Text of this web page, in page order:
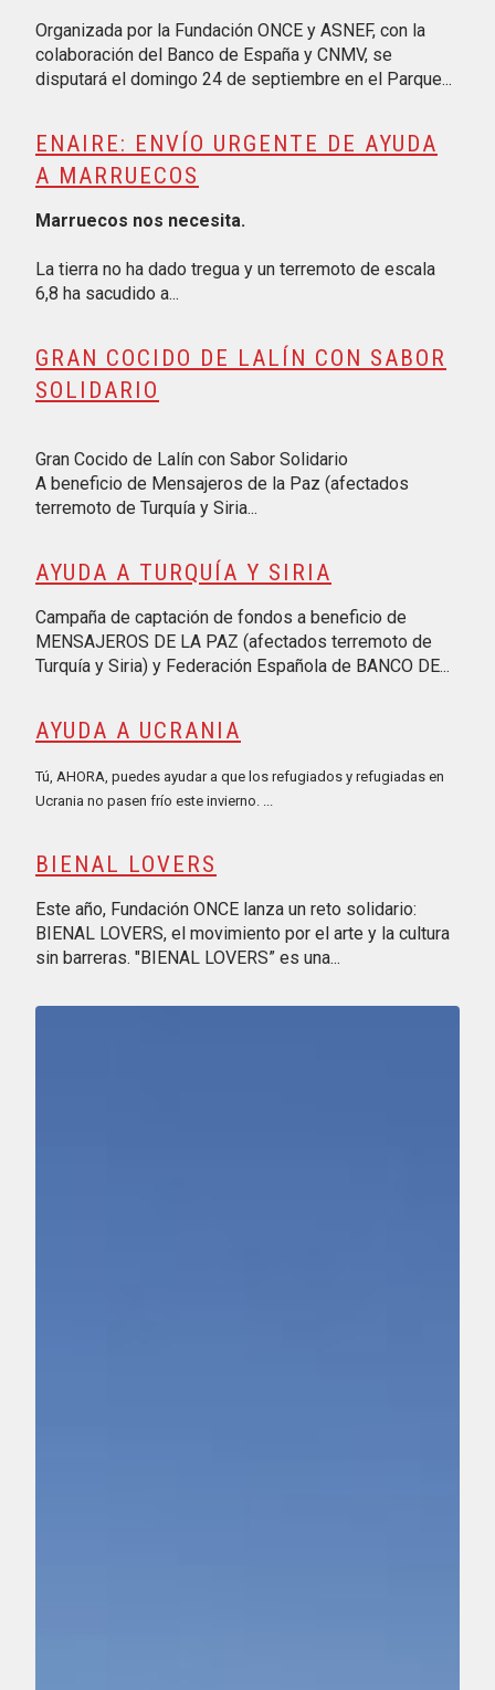
Organizada por la Fundación ONCE y ASNEF, con la
colaboración del Banco de España y CNMV, se
disputará el domingo 24 de septiembre en el Parque...
ENAIRE: ENVÍO URGENTE DE AYUDA
A MARRUECOS
Marruecos nos necesita.
La tierra no ha dado tregua y un terremoto de escala
6,8 ha sacudido a...
GRAN COCIDO DE LALÍN CON SABOR
SOLIDARIO
Gran Cocido de Lalín con Sabor Solidario
A beneficio de Mensajeros de la Paz (afectados
terremoto de Turquía y Siria...
AYUDA A TURQUÍA Y SIRIA
Campaña de captación de fondos a beneficio de
MENSAJEROS DE LA PAZ (afectados terremoto de
Turquía y Siria) y Federación Española de BANCO DE...
AYUDA A UCRANIA
Tú, AHORA, puedes ayudar a que los refugiados y refugiadas en
Ucrania no pasen frío este invierno. ...
BIENAL LOVERS
Este año, Fundación ONCE lanza un reto solidario:
BIENAL LOVERS, el movimiento por el arte y la cultura
sin barreras. "BIENAL LOVERS” es una...
Reproducir vídeo: VI Carrera Solidaria por la Educación